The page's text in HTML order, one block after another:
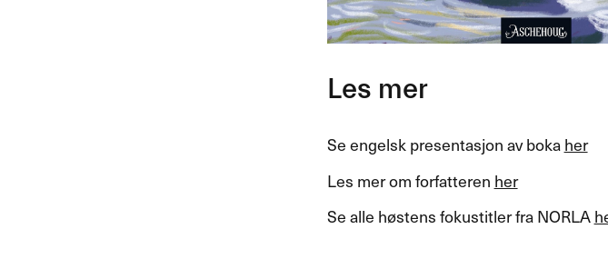
Les mer
Se engelsk presentasjon av bokaher
Les mer om forfatteren her
Se alle høstens fokustitler fraNORLA